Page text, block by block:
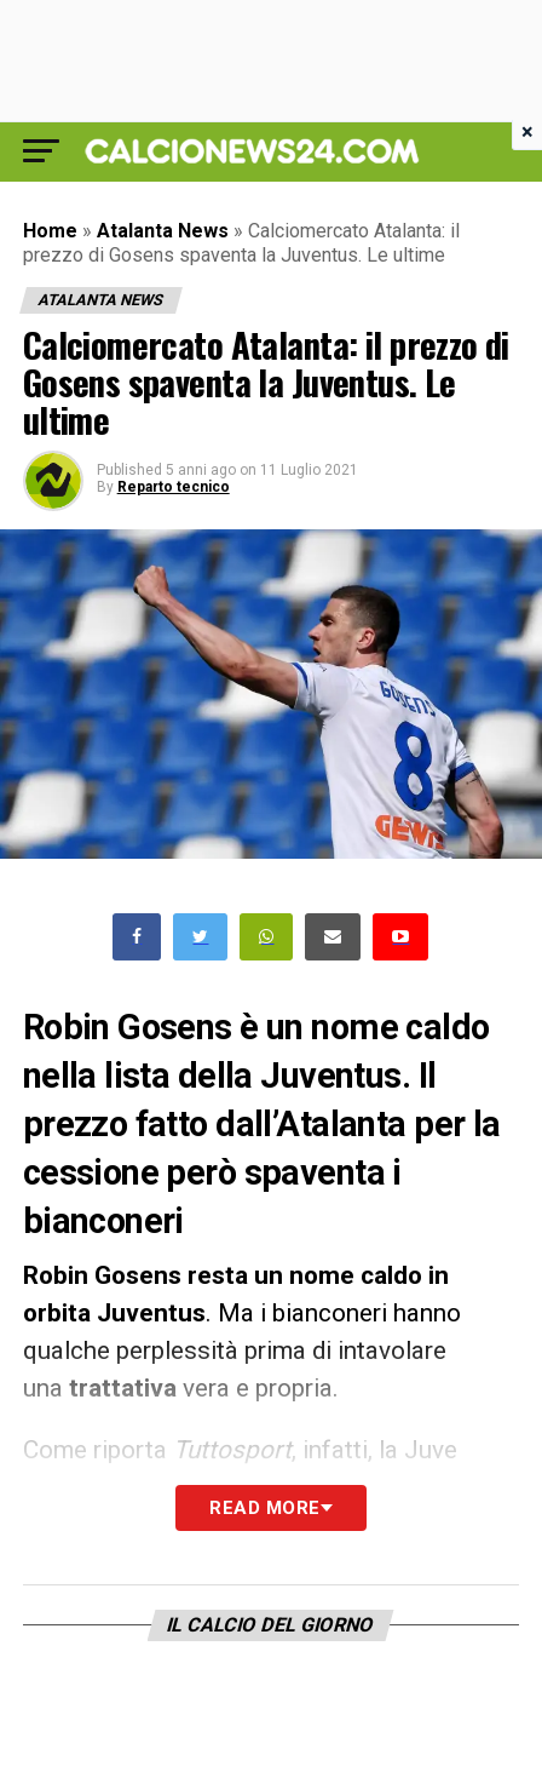
Home » Atalanta News » Calciomercato Atalanta: il
prezzo di Gosens spaventa la Juventus. Le ultime
ATALANTA NEWS
Calciomercato Atalanta: il prezzo di
Gosens spaventa la Juventus. Le
ultime
Published 5 anni ago on 11 Luglio 2021
By Reparto tecnico
Robin Gosens è un nome caldo
nella lista della Juventus. Il
prezzo fatto dall’Atalanta per la
cessione però spaventa i
bianconeri
Robin Gosens resta un nome caldo in
orbita Juventus. Ma i bianconeri hanno
qualche perplessità prima di intavolare
una trattativa vera e propria.
Come riporta Tuttosport, infatti, la Juve
sarebbe rimastaspaventatadal prezzo di
cessione fatto dallaDea. I nerazzurri
le poche sorprese in positivo
READ MORE
IL CALCIO DEL GIORNO
×